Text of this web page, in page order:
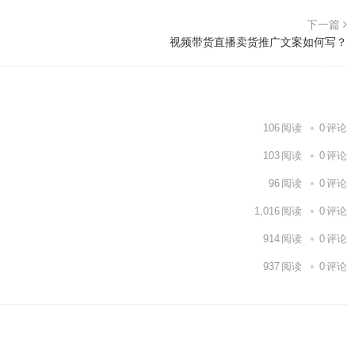
下一篇
视频带货直播卖货推广文案如何写？
106 阅读 0评论
103 阅读 0评论
96 阅读 0评论
1,016 阅读 0评论
914 阅读 0评论
937 阅读 0评论